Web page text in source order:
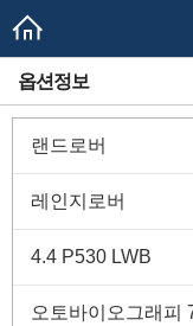
메
뉴
네
이
이
옵션정보